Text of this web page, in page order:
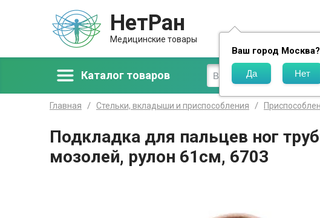
НетРан
Медицинские товары
Ваш город Москва?
Каталог товаров
Главная Стельки, вкладыши и приспособления
Подкладка для пальцев ног
мозолей, рулон 61см, 6703